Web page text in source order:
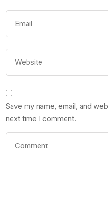
Save my name, email, and
next time I comment.